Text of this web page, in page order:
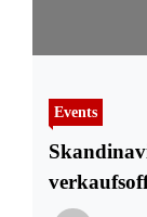
Events